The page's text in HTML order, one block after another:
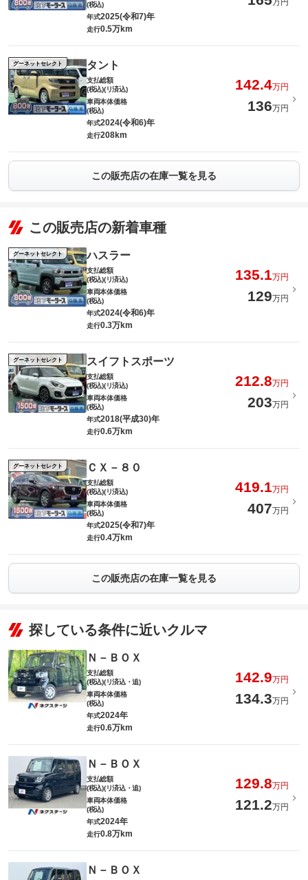
(税込)
万円
年式2025(令和7)年
走行0.5万km
グーネットセレクト タント
支払総額
(税込)(リ済込)
142.4万円
車両本体価格
(税込)
136万円
年式2024(令和6)年
走行208km
この販売店の在庫一覧を見る
この販売店の新着車種
グーネットセレクト ハスラー
支払総額
(税込)(リ済込)
135.1万円
車両本体価格
(税込)
129万円
年式2024(令和6)年
走行0.3万km
グーネットセレクト スイフトスポーツ
支払総額
(税込)(リ済込)
212.8万円
車両本体価格
(税込)
203万円
年式2018(平成30)年
走行0.6万km
グーネットセレクト ＣＸ－８０
支払総額
(税込)(リ済込)
419.1万円
車両本体価格
(税込)
407万円
年式2025(令和7)年
走行0.4万km
この販売店の在庫一覧を見る
探している条件に近いクルマ
Ｎ－ＢＯＸ
支払総額
(税込)(リ済込・追)
142.9万円
車両本体価格
(税込)
134.3万円
年式2024年
走行0.6万km
Ｎ－ＢＯＸ
支払総額
(税込)(リ済込・追)
129.8万円
車両本体価格
(税込)
121.2万円
年式2024年
走行0.8万km
Ｎ－ＢＯＸ